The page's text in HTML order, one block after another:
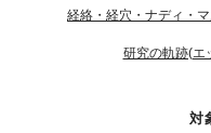
経絡・経穴・ナディ・
研究の軌跡(エ
対